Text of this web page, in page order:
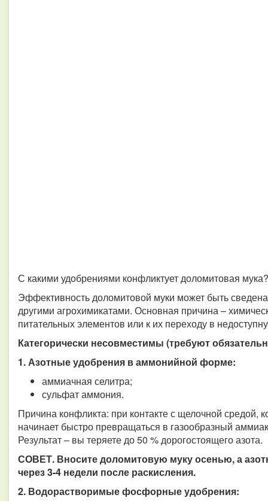
С какими удобрениями конфликтует доломитовая мука?
Эффективность доломитовой муки может быть
другими агрохимикатами. Основная причина –
питательных элементов или к их переходу в
Категорически несовместимы (требуют
1. Азотные удобрения в аммонийной форме:
аммиачная селитра;
сульфат аммония.
Причина конфликта: при контакте с щелочной средой,
начинает быстро превращаться в газообразный
Результат – вы теряете до 50 % дорогостоящего азота.
СОВЕТ. Вносите доломитовую муку осенью, а
через 3-4 недели после раскисления.
2. Водорастворимые фосфорные удобрения: